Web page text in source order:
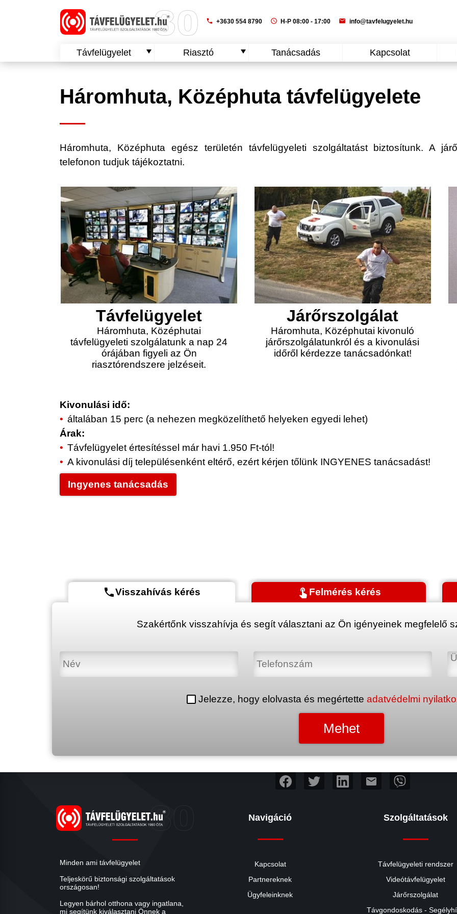
phone +3630 554 8790 schedule H-P 08:00 - 17:00 mail info@tavfelugyelet.hu
Távfelügyelet Riasztó Tanácsadás Kapcsolat
Háromhuta, Középhuta távfelügyelete
Háromhuta, Középhuta egész területén távfelügyeleti szolgáltatást biztosítunk. A
telefonon tudjuk tájékoztatni.
Távfelügyelet
Háromhuta, Középhutai
távfelügyeleti szolgálatunk a nap 24
órájában figyeli az Ön
riasztórendszere jelzéseit.
Járőrszolgálat
Háromhuta, Középhutai kivonuló
járőrszolgálatunkról és a kivonulási
időről kérdezze tanácsadónkat!
Kivonulási idő:
általában 15 perc (a nehezen megközelíthető helyeken egyedi lehet)
Árak:
Távfelügyelet értesítéssel már havi 1.950 Ft-tól!
A kivonulási díj településenként eltérő, ezért kérjen tőlünk INGYENES tanácsadást!
Ingyenes tanácsadás
phoneVisszahívás kérés touch_app Felmérés kérés
Szakértőnk visszahívja és segít választani az Ön igényeinek megfelelő
Jelezze, hogy elolvasta és megértette adatvédelmi
mail
Minden ami távfelügyelet
Teljeskörű biztonsági szolgáltatások
országosan!
Legyen bárhol otthona vagy ingatlana,
mi segítünk kiválasztani Önnek a
Navigáció
Kapcsolat
Partnereknek
Ügyfeleinknek
Szolgáltatások
Távfelügyeleti rendszer
Videótávfelügyelet
Járőrszolgálat
Távgondoskodás -